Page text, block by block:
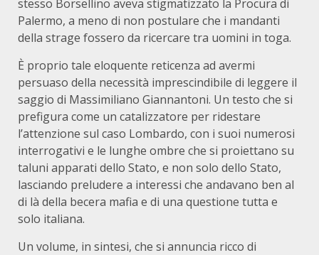
stesso Borsellino aveva stigmatizzato la Procura di
Palermo, a meno di non postulare che i mandanti
della strage fossero da ricercare tra uomini in toga.
È proprio tale eloquente reticenza ad avermi
persuaso della necessità imprescindibile di leggere il
saggio di Massimiliano Giannantoni. Un testo che si
prefigura come un catalizzatore per ridestare
l’attenzione sul caso Lombardo, con i suoi numerosi
interrogativi e le lunghe ombre che si proiettano su
taluni apparati dello Stato, e non solo dello Stato,
lasciando preludere a interessi che andavano ben al
di là della becera mafia e di una questione tutta e
solo italiana.
Un volume, in sintesi, che si annuncia ricco di